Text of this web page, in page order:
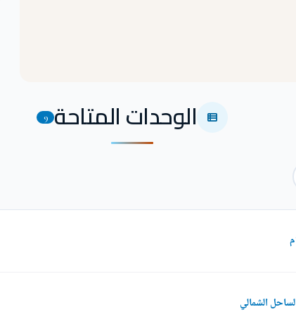
الوحدات المتاحة 9